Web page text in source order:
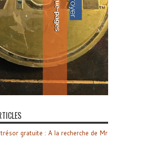
trésor gratuite : A la recherche de Mr